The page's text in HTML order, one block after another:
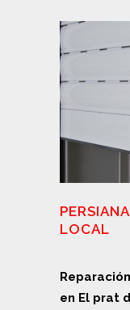
LOCAL
en El prat